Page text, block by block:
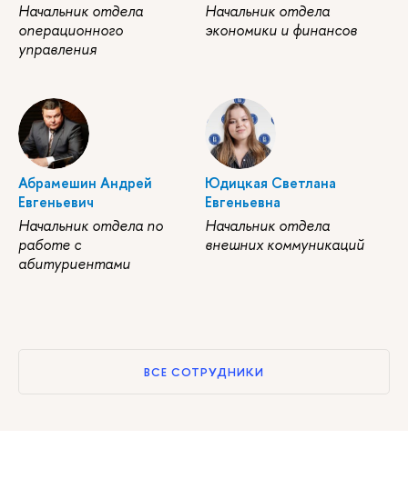
Начальник отдела
операционного
управления
Начальник отдела
экономики и финансов
Абрамешин Андрей
Евгеньевич
Начальник отдела по
работе с
абитуриентами
Юдицкая Светлана
Евгеньевна
Начальник отдела
внешних коммуникаций
ВСЕ СОТРУДНИКИ